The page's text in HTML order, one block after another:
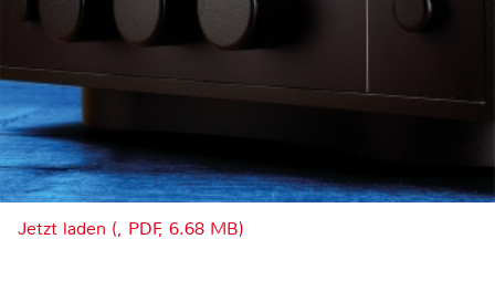
Jetzt laden (, PDF, 6.68 MB)